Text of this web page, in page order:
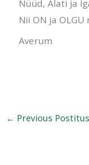
Nüüd, Alati ja
Nii ON ja OLGU
Averum
← Previous Postitus